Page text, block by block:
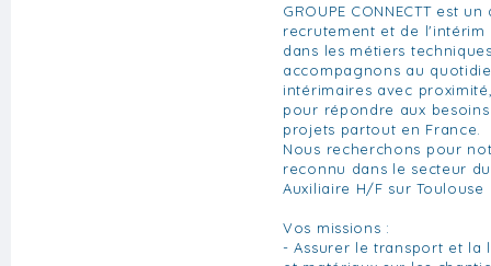
GROUPE CONNECTT est
recrutement et de l'intérim
dans les métiers
accompagnons au
intérimaires avec
pour répondre aux
projets partout en France.
Nous recherchons pour
reconnu dans le secteur
Auxiliaire H/F sur Toulouse
Vos missions :
- Assurer le transport et la